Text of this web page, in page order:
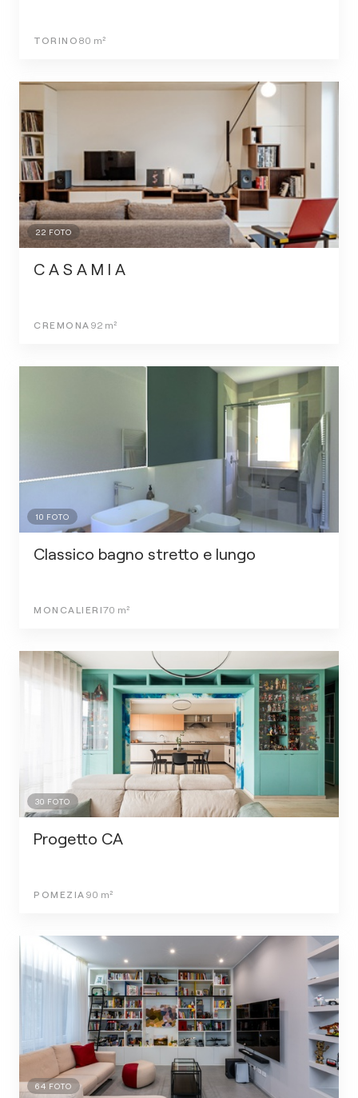
TORINO 80 m²
22 FOTO
C A S A M I A
CREMONA 92m²
10 FOTO
Classico bagno stretto e lungo
MONCALIERI70 m²
30 FOTO
Progetto CA
POMEZIA 90 m²
64 FOTO